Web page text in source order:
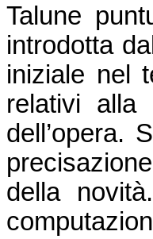
Talune
introdotta
iniziale nel
relativi
dell’opera.
della